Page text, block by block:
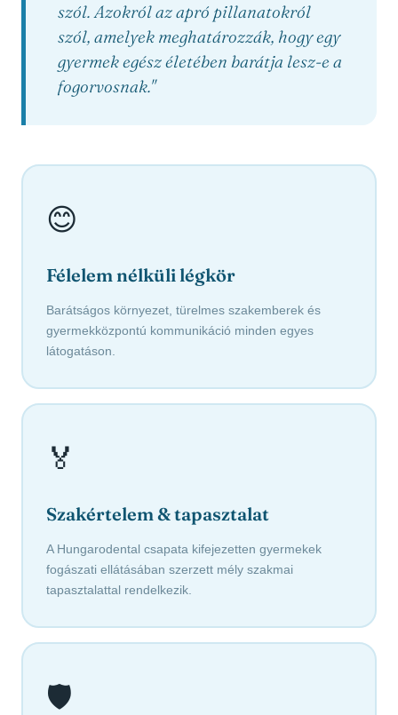
szól. Azokról az apró pillanatokról
szól, amelyek meghatározzák, hogy egy
gyermek egész életében barátja lesz-e a
fogorvosnak."
😊
Félelem nélküli légkör
Barátságos környezet, türelmes szakemberek és
gyermekközpontú kommunikáció minden egyes
látogatáson.
🏅
Szakértelem & tapasztalat
A Hungarodental csapata kifejezetten gyermekek
fogászati ellátásában szerzett mély szakmai
tapasztalattal rendelkezik.
🛡️